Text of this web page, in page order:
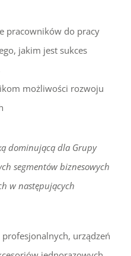
pracowników do pracy
jakim jest sukces
możliwości rozwoju
dominującą dla Grupy
segmentów biznesowych
w następujących
urządzeń